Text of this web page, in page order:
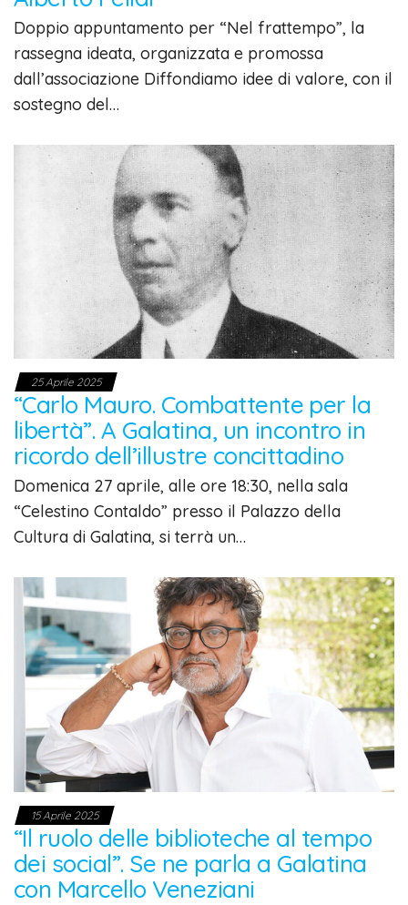
Doppio appuntamento per “Nel frattempo”, la
rassegna ideata, organizzata e promossa
dall’associazione Diffondiamo idee di valore, con il
sostegno del…
25 Aprile 2025
“Carlo Mauro. Combattente per la
libertà”. A Galatina, un incontro in
ricordo dell’illustre concittadino
Domenica 27 aprile, alle ore 18:30, nella sala
“Celestino Contaldo” presso il Palazzo della
Cultura di Galatina, si terrà un…
15 Aprile 2025
“Il ruolo delle biblioteche al tempo
dei social”. Se ne parla a Galatina
con Marcello Veneziani